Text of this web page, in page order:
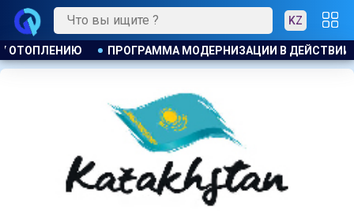
KZ
КАЗАХСТАНСКИЕ ТАЕКВОНДИСТЫ ЗАВОЕВАЛИ